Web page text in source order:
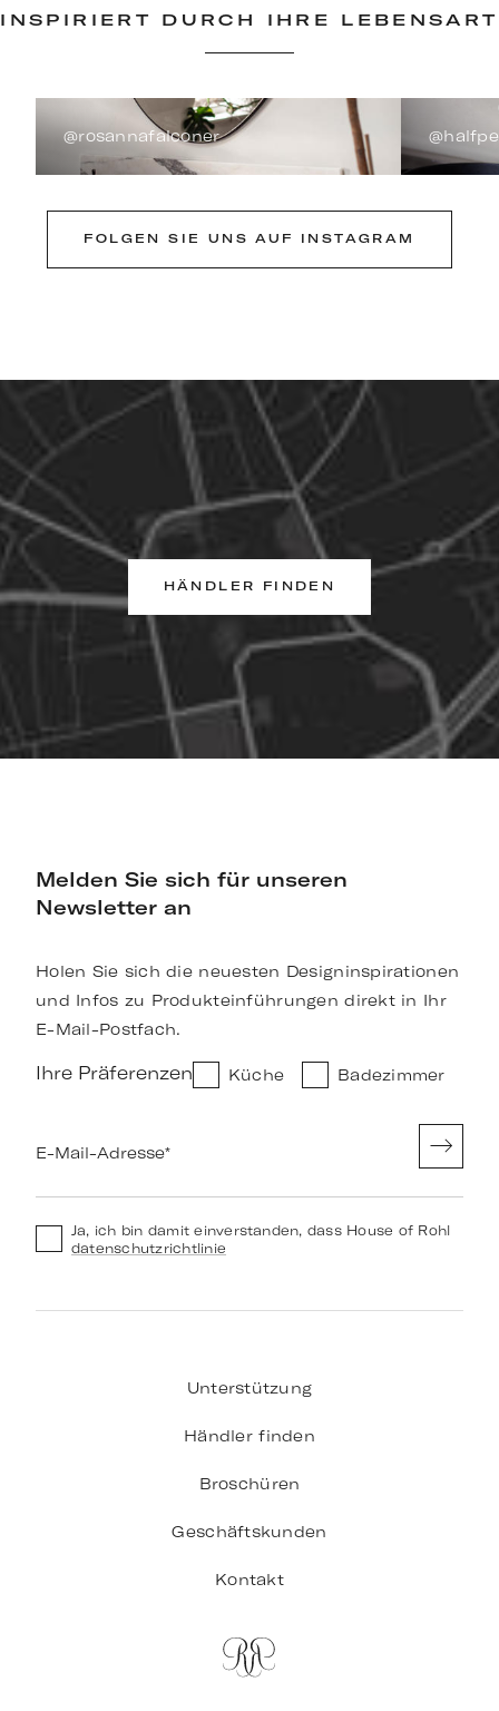
INSPIRIERT DURCH IHRE LEBENSART
@rosannafalconer
FOLGEN SIE UNS AUF INSTAGRAM
HÄNDLER FINDEN
Melden Sie sich für unseren
Newsletter an
Holen Sie sich die neuesten Designinspirationen
und Infos zu Produkteinführungen direkt in Ihr
E-Mail-Postfach.
Ihre Präferenzen Küche Badezimmer
E-Mail-Adresse*
Ja, ich bin damit einverstanden, dass House of Rohl
datenschutzrichtlinie
Unterstützung
Händler finden
Broschüren
Geschäftskunden
Kontakt